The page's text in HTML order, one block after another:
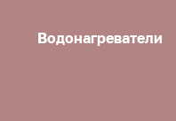
Водонагреватели